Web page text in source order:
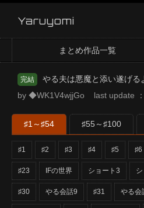
Yaruyomi
まとめ作品一覧
完結
やる夫は悪魔と添い遂げる
by ◆WK1V4wjjGo last update
♯1～♯54 ♯55～♯100
♯1 ♯2 ♯3 ♯4 ♯5 ♯6
♯23 IFの世界 ショート3
♯30 やる会話9 ♯31 やる会